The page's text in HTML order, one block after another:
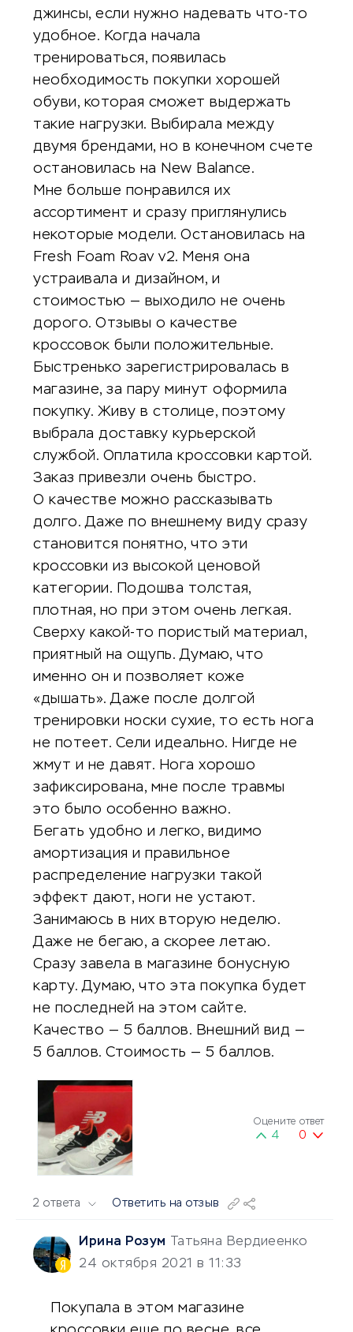
джинсы, если нужно надевать что-то
удобное. Когда начала
тренироваться, появилась
необходимость покупки хорошей
обуви, которая сможет выдержать
такие нагрузки. Выбирала между
двумя брендами, но в конечном счете
остановилась на New Balance.
Мне больше понравился их
ассортимент и сразу приглянулись
некоторые модели. Остановилась на
Fresh Foam Roav v2. Меня она
устраивала и дизайном, и
стоимостью — выходило не очень
дорого. Отзывы о качестве
кроссовок были положительные.
Быстренько зарегистрировалась в
магазине, за пару минут оформила
покупку. Живу в столице, поэтому
выбрала доставку курьерской
службой. Оплатила кроссовки картой.
Заказ привезли очень быстро.
О качестве можно рассказывать
долго. Даже по внешнему виду сразу
становится понятно, что эти
кроссовки из высокой ценовой
категории. Подошва толстая,
плотная, но при этом очень легкая.
Сверху какой-то пористый материал,
приятный на ощупь. Думаю, что
именно он и позволяет коже
«дышать». Даже после долгой
тренировки носки сухие, то есть нога
не потеет. Сели идеально. Нигде не
жмут и не давят. Нога хорошо
зафиксирована, мне после травмы
это было особенно важно.
Бегать удобно и легко, видимо
амортизация и правильное
распределение нагрузки такой
эффект дают, ноги не устают.
Занимаюсь в них вторую неделю.
Даже не бегаю, а скорее летаю.
Сразу завела в магазине бонусную
карту. Думаю, что эта покупка будет
не последней на этом сайте.
Качество — 5 баллов. Внешний вид —
5 баллов. Стоимость — 5 баллов.
2 ответа Ответить на отзыв
Ирина Розум
Татьяна Вердиеенко
24 октября 2021 в 11:33
Оцените ответ
4 0
Покупала в этом магазине